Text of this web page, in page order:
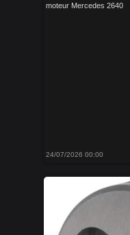
moteur Mercedes 2640
24/07/2026 00:00